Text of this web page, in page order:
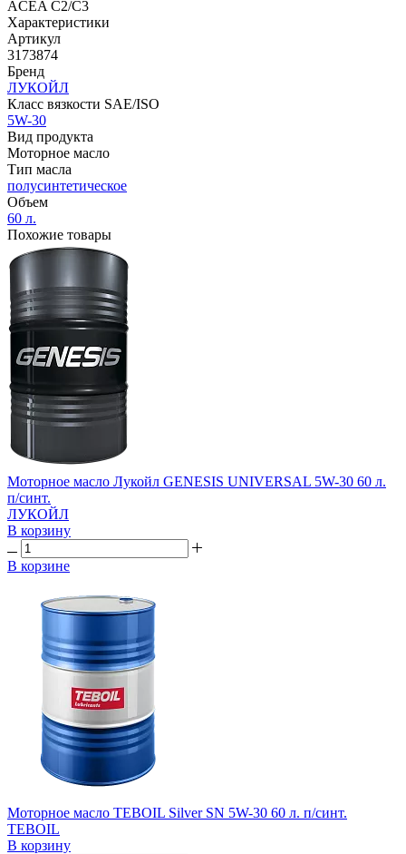
ACEA C2/C3
Характеристики
Артикул
3173874
Бренд
ЛУКОЙЛ
Класс вязкости SAE/ISO
5W-30
Вид продукта
Моторное масло
Тип масла
полусинтетическое
Объем
60 л.
Похожие товары
Моторное масло Лукойл GENESIS UNIVERSAL 5W-30 60 л.
п/синт.
ЛУКОЙЛ
В корзину
В корзине
Моторное масло TEBOIL Silver SN 5W-30 60 л. п/синт.
TEBOIL
В корзину